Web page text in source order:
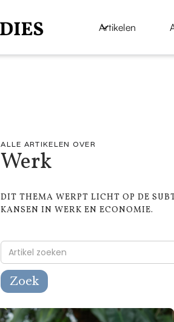
Artikelen
ALLE ARTIKELEN OVER
Werk
DIT THEMA WERPT LICHT OP DE
KANSEN IN WERK EN ECONOMIE.